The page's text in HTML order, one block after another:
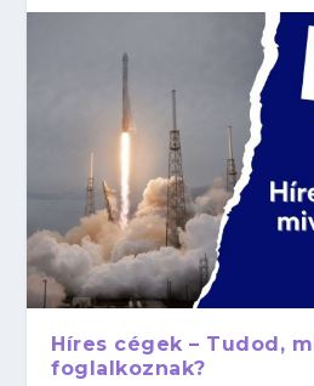
Híres cégek – Tudod,
foglalkoznak?